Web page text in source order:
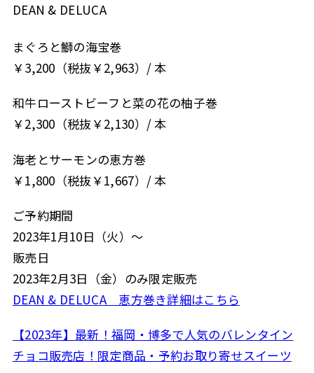
DEAN & DELUCA
まぐろと鰤の海宝巻
￥3,200（税抜￥2,963）/ 本
和牛ローストビーフと菜の花の柚子巻
￥2,300（税抜￥2,130）/ 本
海老とサーモンの恵方巻
￥1,800（税抜￥1,667）/ 本
ご予約期間
2023年1月10日（火）〜
販売日
2023年2月3日（金）のみ限定販売
DEAN & DELUCA 恵方巻き詳細はこちら
【2023年】最新！福岡・博多で人気のバレンタイン
チョコ販売店！限定商品・予約お取り寄せスイーツ